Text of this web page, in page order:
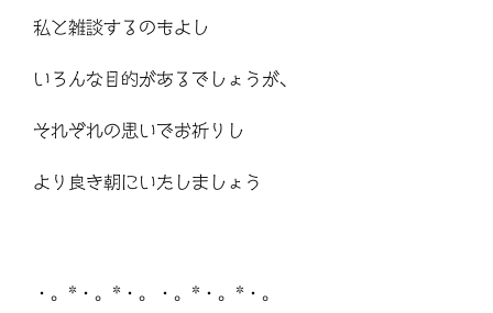
私と雑談するのもよし
いろんな目的があるでしょうが、
それぞれの思いでお祈りし
より良き朝にいたしましょう
・。*・。*・。・。*・。*・。